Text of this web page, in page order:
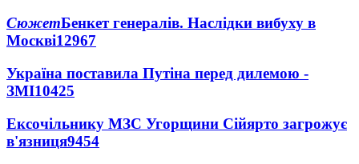
СюжетБенкет генералів. Наслідки вибуху в
Москві12967
Україна поставила Путіна перед дилемою -
ЗМІ10425
Ексочільнику МЗС Угорщини Сійярто загрожує
в'язниця9454